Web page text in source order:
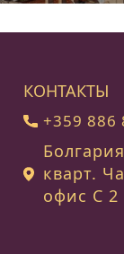
КОНТАКТЫ
+359 886
кварт.
офис C 2